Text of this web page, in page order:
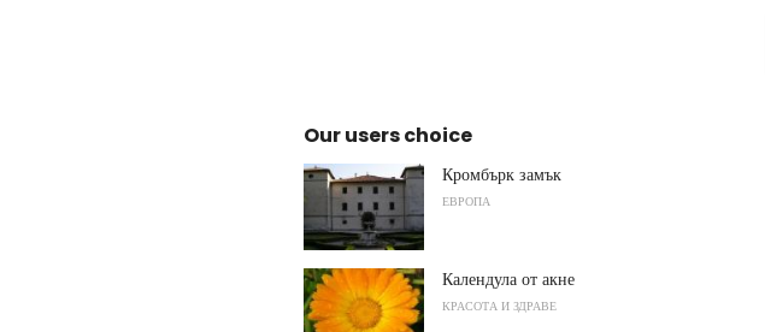
Our users choice
Кромбърк замък
ЕВРОПА
Календула от акне
КРАСОТА И ЗДРАВЕ